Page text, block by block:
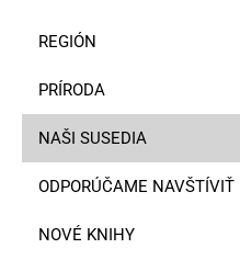
REGIÓN
PRÍRODA
NAŠI SUSEDIA
ODPORÚČAME NAVŠTÍVIŤ
NOVÉ KNIHY